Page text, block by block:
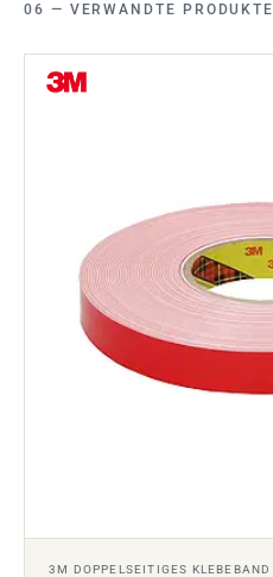
VERWANDTE PRODUKTE
3M DOPPELSEITIGES KLEBEBAND